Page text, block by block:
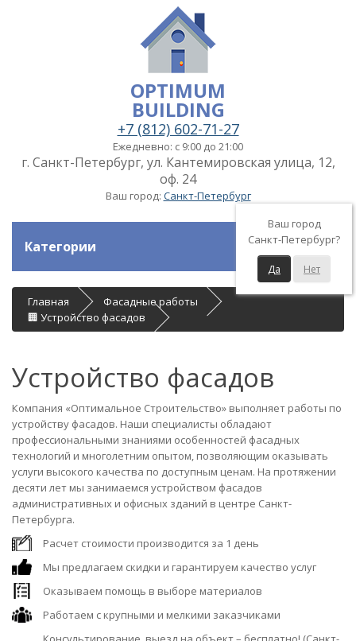
OPTIMUM
BUILDING
+7 (812) 602-71-27
Ежедневно: с 9:00 до 21:00
г. Санкт-Петербург, ул. Кантемировская улица, 12,
оф. 24
Ваш город: Санкт-Петербург
Ваш город
Санкт-Петербург?
Да Нет
Категории
Главная
Фасадные работы
🏢 Устройство фасадов
Устройство фасадов
Компания «Оптимальное Строительство» выполняет работы по
устройству фасадов. Наши специалисты обладают
профессиональными знаниями особенностей фасадных
технологий и многолетним опытом, позволяющим оказывать
услуги высокого качества по доступным ценам. На протяжении
десяти лет мы занимаемся устройством фасадов
административных и офисных зданий в центре Санкт-
Петербурга.
Расчет стоимости производится за 1 день
Мы предлагаем скидки и гарантируем качество услуг
Оказываем помощь в выборе материалов
Работаем с крупными и мелкими заказчиками